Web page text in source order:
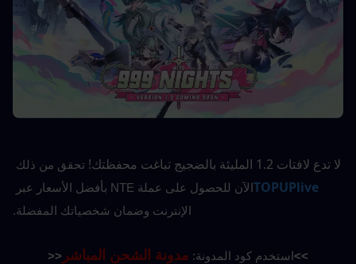
لا تدع لافتات 1.2 المليئة بالضجيج تباغت محفظتك! تحقق من ذلك
TOPUPlive
الإنترنت وضمان شخصياتك المفضلة.
>>استخدم كود المدونة: مدونة الشحن المباشر <<